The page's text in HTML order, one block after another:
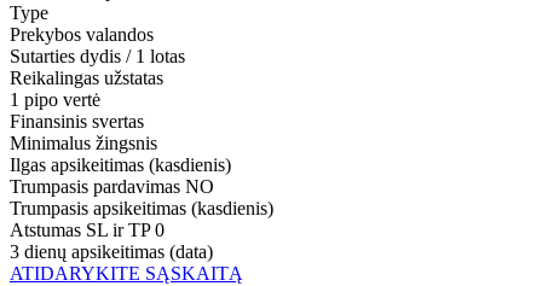
Type
Prekybos valandos
Sutarties dydis / 1 lotas
Reikalingas užstatas
1 pipo vertė
Finansinis svertas
Minimalus žingsnis
Ilgas apsikeitimas (kasdienis)
Trumpasis pardavimas NO
Trumpasis apsikeitimas (kasdienis)
Atstumas SL ir TP 0
3 dienų apsikeitimas (data)
ATIDARYKITE SĄSKAITĄ